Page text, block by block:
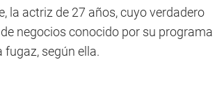
la actriz de 27 años, cuyo verdadero
negocios conocido por su programa
fugaz, según ella.